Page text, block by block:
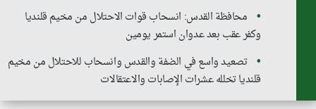
محافظة القدس: انسحاب قوات الاحتلال من مخيم قلنديا
وكفر عقب بعد عدوان استمر يومين
تصعيد واسع في الضفة والقدس وانسحاب للاحتلال من مخيم
قلنديا تخلله عشرات الإصابات والاعتقالات